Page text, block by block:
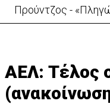
Πακιστάν-«Μόνο
ΑΕΛ: Τέλος